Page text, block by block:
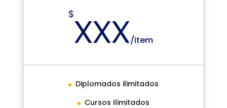
$xxx/item
Diplomados ilimitados
Cursos Ilimitados